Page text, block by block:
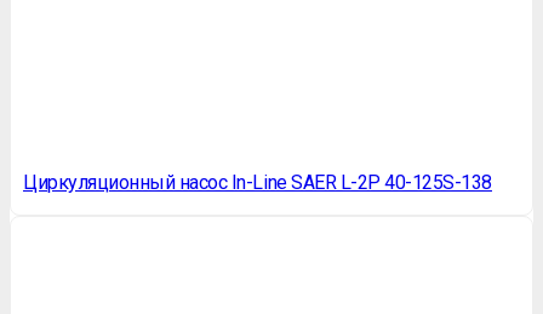
Циркуляционный насос In-Line SAER L-2P 40-125S-138